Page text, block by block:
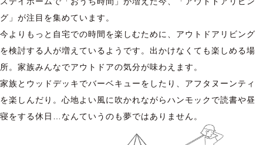
グ」が注目を集めています。
今よりもっと自宅での時間を楽しむために、アウトドアリビング
を検討する人が増えているようです。出かけなくても楽しめる場
所。家族みんなでアウトドアの気分が味わえます。
家族とウッドデッキでバーベキューをしたり、アフタヌーンティ
を楽しんだり。心地よい風に吹かれながらハンモックで読書や昼
寝をする休日…なんていうのも夢ではありません。